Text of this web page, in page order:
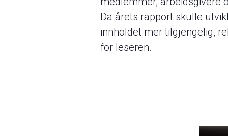
Da årets rapport skulle
innholdet mer tilgjengelig,
for leseren.